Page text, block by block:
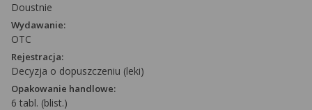
Doustnie
Wydawanie:
OTC
Rejestracja:
Decyzja o dopuszczeniu (leki)
Opakowanie handlowe:
6 tabl. (blist.)